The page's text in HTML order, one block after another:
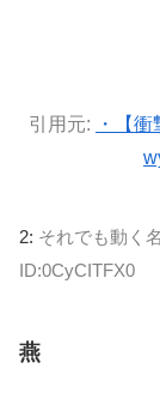
引用元:
・【
2: それでも動く
ID:0CyCITFX0
燕